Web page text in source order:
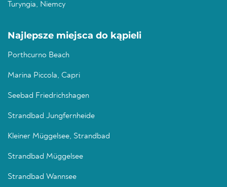
Turyngia, Niemcy
Najlepsze miejsca do kąpieli
Porthcurno Beach
Marina Piccola, Capri
Seebad Friedrichshagen
Strandbad Jungfernheide
Kleiner Müggelsee, Strandbad
Strandbad Müggelsee
Strandbad Wannsee